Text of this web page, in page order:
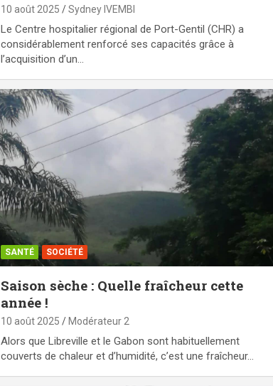
10 août 2025 Sydney IVEMBI
Le Centre hospitalier régional de Port-Gentil (CHR) a
considérablement renforcé ses capacités grâce à
l’acquisition d’un…
SANTÉ SOCIÉTÉ
Saison sèche : Quelle fraîcheur cette
année !
10 août 2025 Modérateur 2
Alors que Libreville et le Gabon sont habituellement
couverts de chaleur et d’humidité, c’est une fraîcheur…